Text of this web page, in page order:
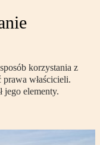
korzystania z
właścicieli.
jego elementy.